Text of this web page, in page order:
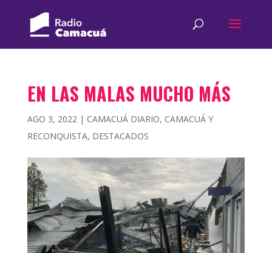
EN LAS MALAS MUCHO MÁS
AGO 3, 2022| CAMACUÁ DIARIO, CAMACUÁ Y
RECONQUISTA, DESTACADOS